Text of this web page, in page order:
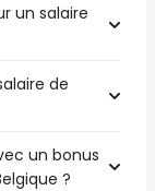
un salaire
de
un bonus
?